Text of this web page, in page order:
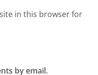
in this browser for
by email.